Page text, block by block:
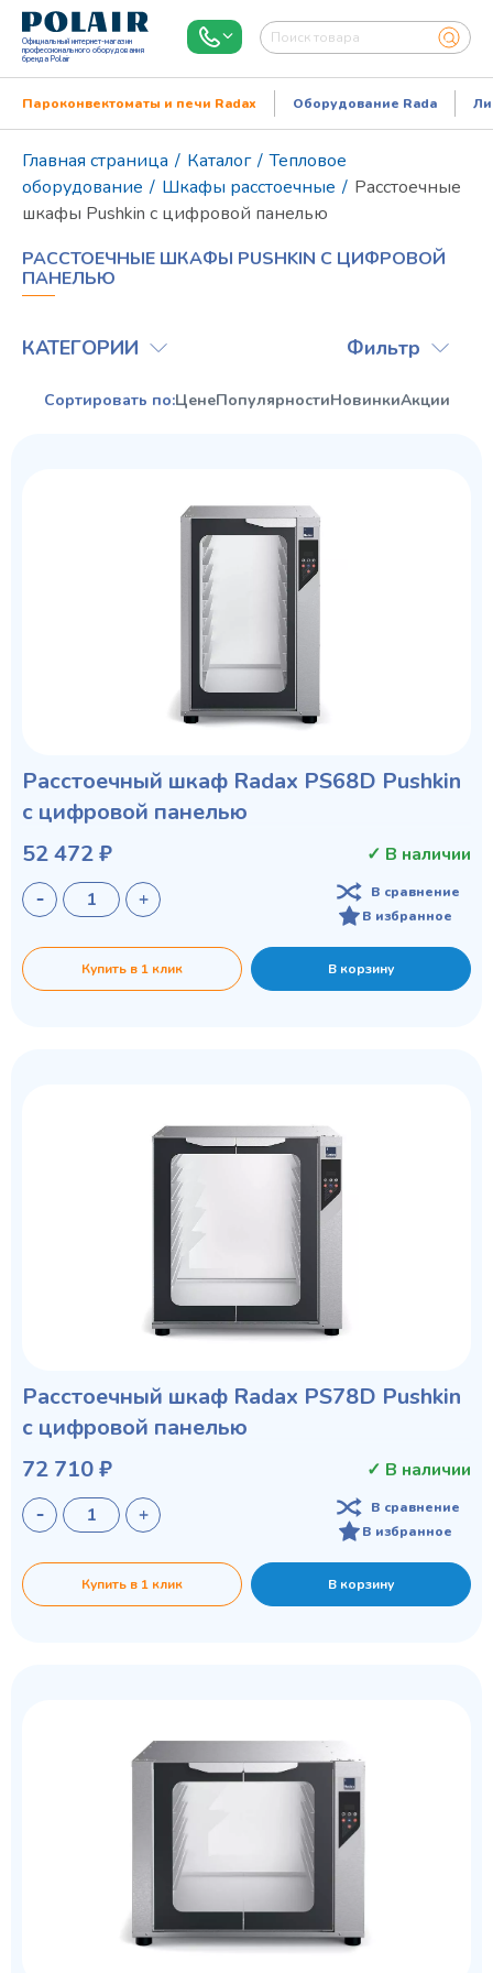
Официальный интернет-магазин
профессионального оборудования
бренда Polair
Пароконвектоматы и печи Radax Оборудование Rada
Главная страница / Каталог / Тепловое
оборудование / Шкафы расстоечные / Расстоечные
шкафы Pushkin с цифровой панелью
РАССТОЕЧНЫЕ ШКАФЫ PUSHKIN С ЦИФРОВОЙ
ПАНЕЛЬЮ
КАТЕГОРИИ Фильтр
Сортировать по:ЦенеПопулярностиНовинкиАкции
Расстоечный шкаф Radax PS68D Pushkin
с цифровой панелью
52 472 ₽
✓ В наличии
В сравнение
В избранное
Купить в 1 клик В корзину
Расстоечный шкаф Radax PS78D Pushkin
с цифровой панелью
72 710 ₽
✓ В наличии
В сравнение
В избранное
Купить в 1 клик В корзину